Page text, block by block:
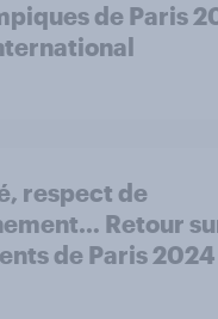
de Paris
respect de
Retour
de Paris 2024